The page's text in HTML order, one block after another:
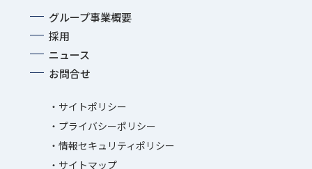
グループ事業概要
採用
ニュース
お問合せ
サイトポリシー
プライバシーポリシー
情報セキュリティポリシー
サイトマップ